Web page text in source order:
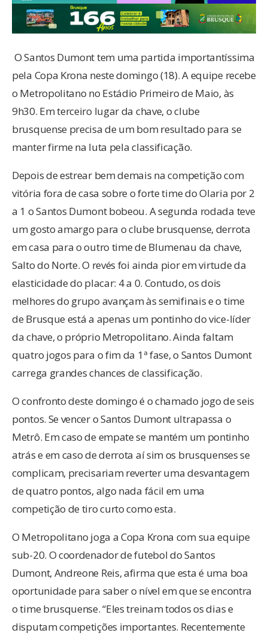
O Santos Dumont tem uma partida importantíssima
pela Copa Krona neste domingo (18). A equipe recebe
o Metropolitano no Estádio Primeiro de Maio, às
9h30. Em terceiro lugar da chave, o clube
brusquense precisa de um bom resultado para se
manter firme na luta pela classificação.
Depois de estrear bem demais na competição com
vitória fora de casa sobre o forte time do Olaria por 2
a 1 o Santos Dumont bobeou. A segunda rodada teve
um gosto amargo para o clube brusquense, derrota
em casa para o outro time de Blumenau da chave,
Salto do Norte. O revés foi ainda pior em virtude da
elasticidade do placar: 4 a 0. Contudo, os dois
melhores do grupo avançam às semifinais e o time
de Brusque está a apenas um pontinho do vice-líder
da chave, o próprio Metropolitano. Ainda faltam
quatro jogos para o fim da 1ª fase, o Santos Dumont
carrega grandes chances de classificação.
O confronto deste domingo é o chamado jogo de seis
pontos. Se vencer o Santos Dumont ultrapassa o
Metrô. Em caso de empate se mantém um pontinho
atrás e em caso de derrota aí sim os brusquenses se
complicam, precisariam reverter uma desvantagem
de quatro pontos, algo nada fácil em uma
competição de tiro curto como esta.
O Metropolitano joga a Copa Krona com sua equipe
sub-20. O coordenador de futebol do Santos
Dumont, Andreone Reis, afirma que esta é uma boa
oportunidade para saber o nível em que se encontra
o time brusquense. “Eles treinam todos os dias e
disputam competições importantes. Recentemente